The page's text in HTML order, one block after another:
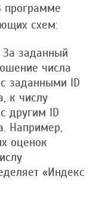
программе
схем:
. За заданный
числа
заданными ID
к числу
другим ID
Например,
оценок
«Индекс